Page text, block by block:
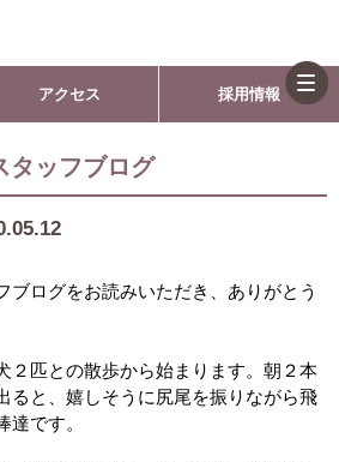
アクセス 採用情報
タッフブログ
ブログをお読みいただき、ありがとう
２匹との散歩から始まります。朝２本
ると、嬉しそうに尻尾を振りながら飛
です。